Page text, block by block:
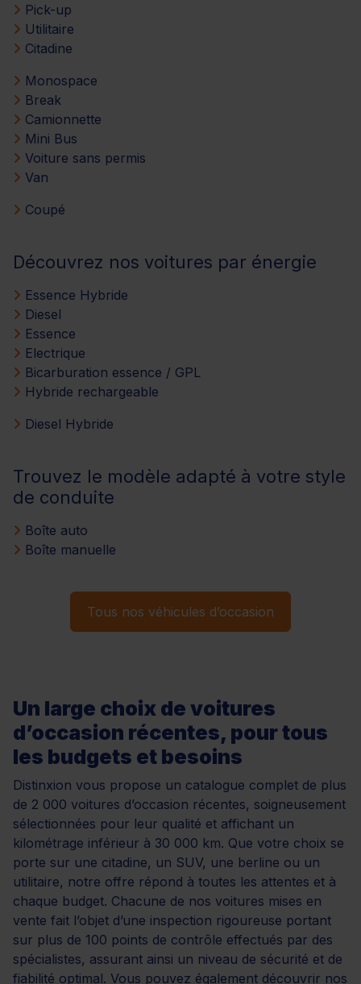
Pick-up
Utilitaire
Citadine
Monospace
Break
Camionnette
Mini Bus
Voiture sans permis
Van
Coupé
Découvrez nos voitures par énergie
Essence Hybride
Diesel
Essence
Electrique
Bicarburation essence / GPL
Hybride rechargeable
Diesel Hybride
Trouvez le modèle adapté à votre style
de conduite
Boîte auto
Boîte manuelle
Tous nos véhicules d’occasion
Un large choix de voitures
d’occasion récentes, pour tous
les budgets et besoins
Distinxion vous propose un catalogue complet de plus
de 2 000 voitures d’occasion récentes, soigneusement
sélectionnées pour leur qualité et affichant un
kilométrage inférieur à 30 000 km. Que votre choix se
porte sur une citadine, un SUV, une berline ou un
utilitaire, notre offre répond à toutes les attentes et à
chaque budget. Chacune de nos voitures mises en
vente fait l’objet d’une inspection rigoureuse portant
sur plus de 100 points de contrôle effectués par des
spécialistes, assurant ainsi un niveau de sécurité et de
fiabilité optimal. Vous pouvez également découvrir nos